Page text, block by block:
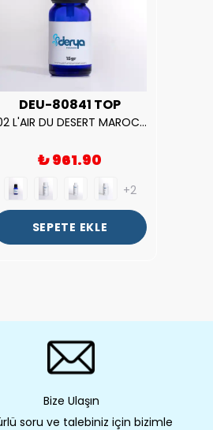
DEU-80841 TOP
|02 L'AIR DU DESERT MAROCAIN-TOP Kalite Unısex Parfüm Esansı.|
₺ 961.90
+2
SEPETE EKLE
Bize Ulaşın
soru ve talebiniz için bizimle